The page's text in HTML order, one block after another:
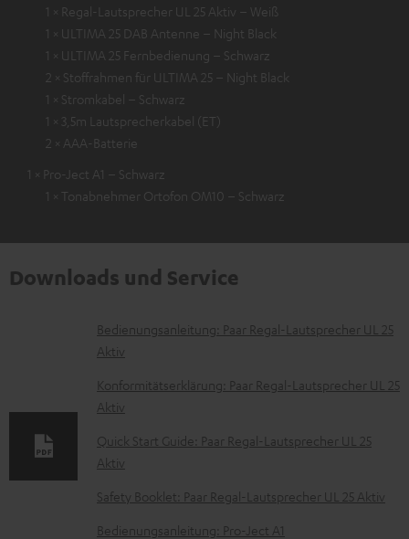
1 × Regal-Lautsprecher UL 25 Aktiv – Weiß
1 × ULTIMA 25 DAB Antenne – Night Black
1 × ULTIMA 25 Fernbedienung – Schwarz
2 × Stoffrahmen für ULTIMA 25 – Night Black
1 × Stromkabel – Schwarz
1 × 3,5m Lautsprecherkabel (ET)
2 × AAA-Batterie
1 × Pro-Ject A1 – Schwarz
1 × Tonabnehmer Ortofon OM10 – Schwarz
Downloads und Service
D
o
k
u
m
e
n
t
Bedienungsanleitung: Paar Regal-Lautsprecher UL 25
Aktiv
Konformitätserklärung: Paar Regal-Lautsprecher UL 25
Aktiv
Quick Start Guide: Paar Regal-Lautsprecher UL 25
Aktiv
Safety Booklet: Paar Regal-Lautsprecher UL 25 Aktiv
Bedienungsanleitung: Pro-Ject A1